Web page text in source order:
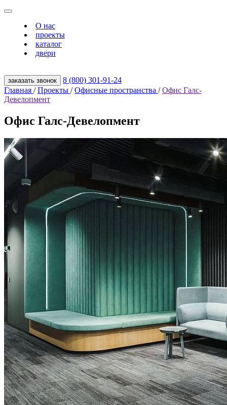
О нас
проекты
каталог
двери
заказать звонок
8 (800) 301‑91‑24
Главная / Проекты / Офисные пространства / Офис Галс-
Девелопмент
Офис Галс-Девелопмент